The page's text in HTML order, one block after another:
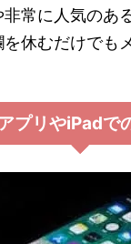
常に人気のあ
休むだけでも
アプリやiPadで